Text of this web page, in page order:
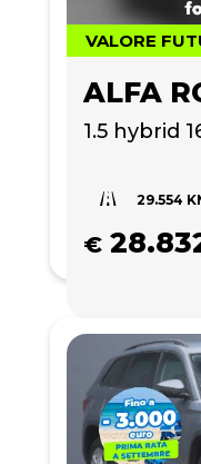
VALORE
1.5 hybrid
29.554
€